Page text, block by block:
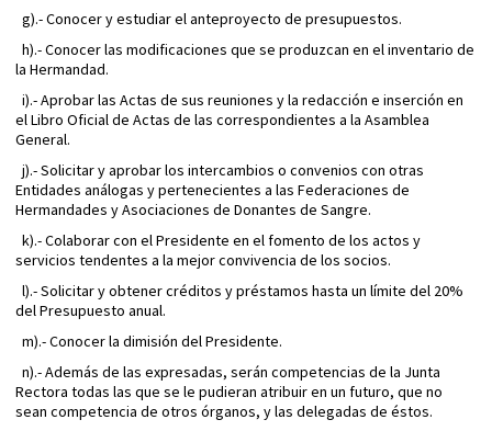
g).- Conocer y estudiar el anteproyecto de presupuestos.
h).- Conocer las modificaciones que se produzcan en el inventario de
la Hermandad.
i).- Aprobar las Actas de sus reuniones y la redacción e inserción en
el Libro Oficial de Actas de las correspondientes a la Asamblea
General.
j).- Solicitar y aprobar los intercambios o convenios con otras
Entidades análogas y pertenecientes a las Federaciones de
Hermandades y Asociaciones de Donantes de Sangre.
k).- Colaborar con el Presidente en el fomento de los actos y
servicios tendentes a la mejor convivencia de los socios.
l).- Solicitar y obtener créditos y préstamos hasta un límite del 20%
del Presupuesto anual.
m).- Conocer la dimisión del Presidente.
n).- Además de las expresadas, serán competencias de la Junta
Rectora todas las que se le pudieran atribuir en un futuro, que no
sean competencia de otros órganos, y las delegadas de éstos.